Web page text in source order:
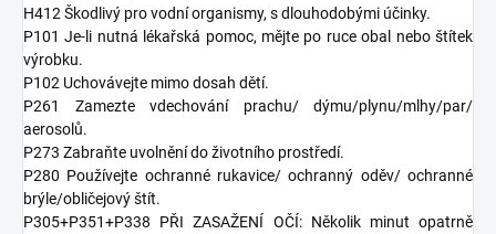
H412 Škodlivý pro vodní organismy, s dlouhodobými účinky.
P101 Je-li nutná lékařská pomoc, mějte po ruce obal nebo štítek
výrobku.
P102 Uchovávejte mimo dosah dětí.
P261 Zamezte vdechování prachu/ dýmu/plynu/mlhy/par/
aerosolů.
P273 Zabraňte uvolnění do životního prostředí.
P280 Používejte ochranné rukavice/ ochranný oděv/ ochranné
brýle/obličejový štít.
P305+P351+P338 PŘI ZASAŽENÍ OČÍ: Několik minut opatrně